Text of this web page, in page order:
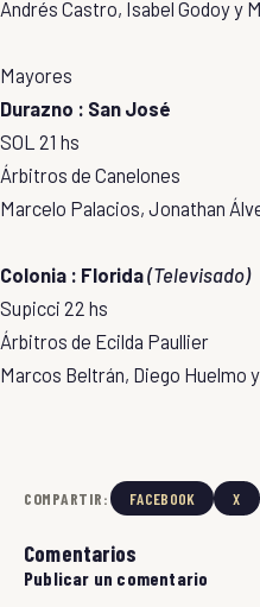
Andrés Castro, Isabel Godoy y
Mayores
Durazno : San José
SOL 21 hs
Árbitros de Canelones
Marcelo Palacios, Jonathan
Colonia : Florida(Televisado)
Supicci 22 hs
Árbitros de Ecilda Paullier
Marcos Beltrán, Diego Huelmo
COMPARTIR: FACEBOOK X
Comentarios
Publicar un comentario